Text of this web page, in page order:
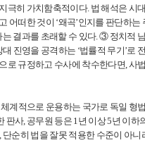
극히 가치함축적이다. 법 해석은 시
어떠한 것이 ‘왜곡’인지를 판단하는
결과를 초래할 수 있다. ③ 정치적
진영을 공격하는 ‘법률적 무기’로
로 규정하고 수사에 착수한다면, 사
계적으로 운용하는 국가로 독일 형
사, 공무원 등은 1년 이상 5년 이하
순히 법을 잘못 적용한 수준이 아니